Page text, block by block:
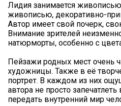
Лидия занимается
живописью, декоративно-
Автор имеет свой почерк,
Внимание зрителей
натюрморты, особенно с
Пейзажи родных мест очень
художницы. Также в её
портрет. В каждом из них
автора не просто
передать внутренний мир